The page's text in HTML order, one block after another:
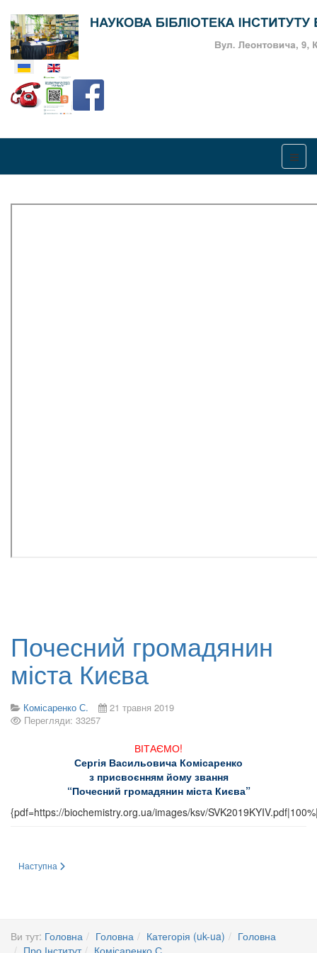
Оберіть свою мову
Почесний громадянин
міста Києва
Комісаренко С.
21 травня 2019
Перегляди: 33257
ВІТАЄМО!
Сергія Васильовича Комісаренко
з присвоєнням йому звання
“Почесний громадянин міста Києва”
{pdf=https://biochemistry.org.ua/images/ksv/
Наступна стаття: ПОЛЮВАННЯ ВЧЕНИХ НА КОРОНАВІРУС SARS-
Наступна
Ви тут: Головна Головна Категорія (uk-ua)
Головна
Про Інститут
Комісаренко С.